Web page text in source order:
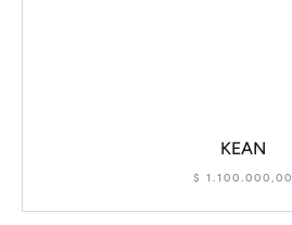
KEAN
$ 1.100.000,00